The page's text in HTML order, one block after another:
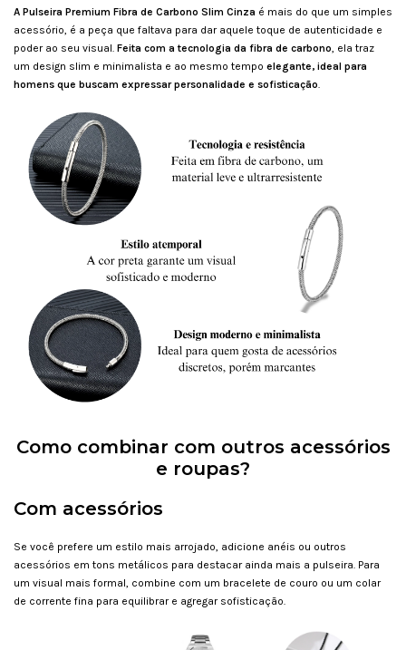
A Pulseira Premium Fibra de Carbono Slim Cinza é mais do que um simples
acessório, é a peça que faltava para dar aquele toque de autenticidade e
poder ao seu visual. Feita com a tecnologia da fibra de carbono , ela traz
um design slim e minimalista e ao mesmo tempo elegante, ideal para
homens que buscam expressar personalidade e sofisticação
Como combinar com outros acessórios
e roupas?
Com acessórios
Se você prefere um estilo mais arrojado, adicione anéis ou outros
acessórios em tons metálicos para destacar ainda mais a pulseira. Para
um visual mais formal, combine com um bracelete de couro ou um colar
de corrente fina para equilibrar e agregar sofisticação.